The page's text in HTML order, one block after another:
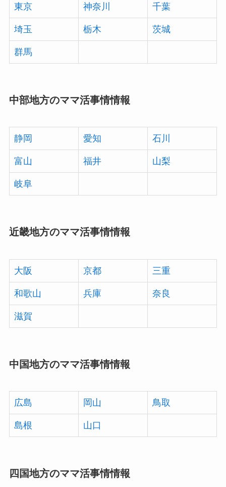
東京 神奈川 千葉
埼玉 栃木 茨城
群馬
中部地方のママ活事情情報
静岡 愛知 石川
富山 福井 山梨
岐阜
近畿地方のママ活事情情報
大阪 京都 三重
和歌山 兵庫 奈良
滋賀
中国地方のママ活事情情報
広島 岡山 鳥取
島根 山口
四国地方のママ活事情情報